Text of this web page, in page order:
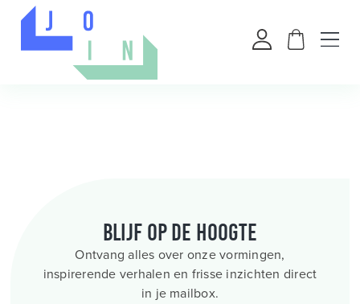
Blijf op de hoogte
Ontvang alles over onze vormingen,
inspirerende verhalen en frisse inzichten direct
in je mailbox.